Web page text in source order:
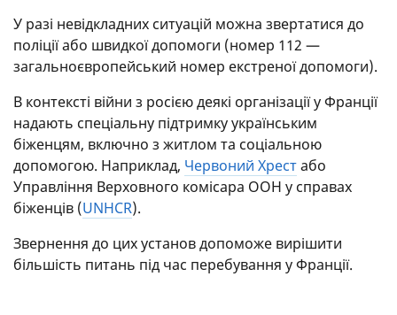
У разі невідкладних ситуацій можна звертатися до
поліції або швидкої допомоги (номер 112 —
загальноєвропейський номер екстреної допомоги).
В контексті війни з росією деякі організації у Франції
надають спеціальну підтримку українським
біженцям, включно з житлом та соціальною
допомогою. Наприклад, Червоний Хрестабо
Управління Верховного комісара ООН у справах
біженців (UNHCR).
Звернення до цих установ допоможе вирішити
більшість питань під час перебування у Франції.